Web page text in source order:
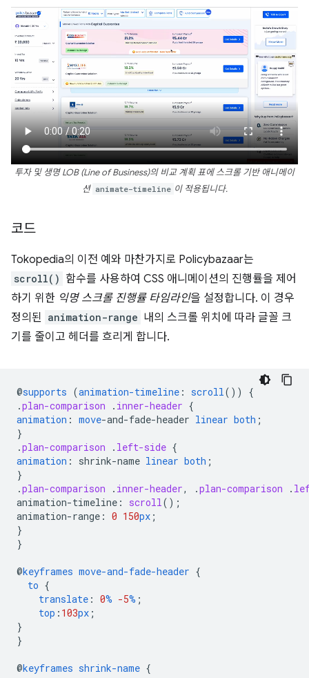
투자 및 생명 LOB (Line of Business)의 비교 계획 표에 스크롤 기반 애니메이
션 animate-timeline 이 적용됩니다.
코드
Tokopedia의 이전 예와 마찬가지로 Policybazaar는
scroll() 함수를 사용하여 CSS 애니메이션의 진행률을 제어
하기 위한 익명 스크롤 진행률 타임라인을 설정합니다. 이 경우
정의된 animation-range 내의 스크롤 위치에 따라 글꼴 크
기를 줄이고 헤더를 흐리게 합니다.
@supports (animation-timeline : scroll())
{
.plan-comparison . inner-header {
animation : move-and-fade-header linear both ;
}
.plan-comparison . left-side {
animation : shrink-name linear both ;
}
.plan-comparison . inner-header, .plan-comparison .
animation-timeline : scroll();
animation-range : 0 150px ;
}
}
@keyframes move-and-fade-header {
to {
translate : 0% -5% ;
top : 103px ;
}
}
@keyframes shrink-name {